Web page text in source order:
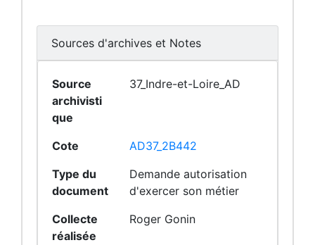
Sources d'archives et Notes
Source
archivisti
que
37_Indre-et-Loire_AD
Cote
AD37_2B442
Type du
document
Demande autorisation
d'exercer son métier
Collecte
réalisée
Roger Gonin